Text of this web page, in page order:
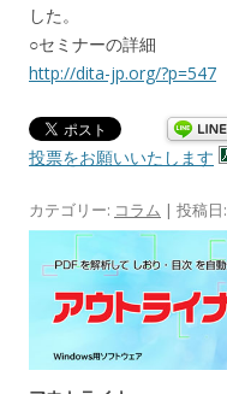
した。
○セミナーの詳細
http://dita-jp.org/?p=547
投票をお願いいたします
カテゴリー: コラム | 投稿日: